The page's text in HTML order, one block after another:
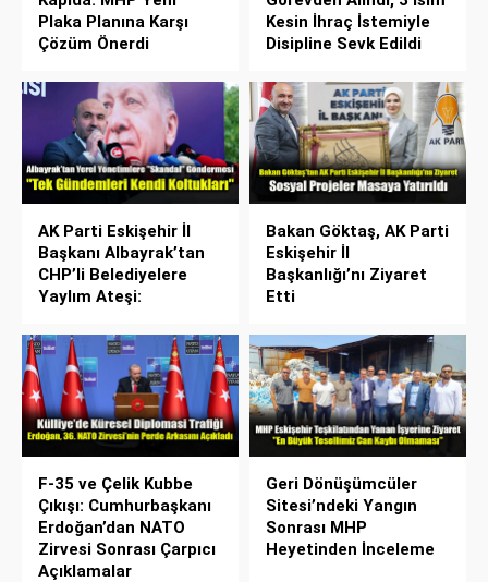
Plaka Planına Karşı
Çözüm Önerdi
Kesin İhraç İstemiyle
Disipline Sevk Edildi
AK Parti Eskişehir İl
Başkanı Albayrak’tan
CHP’li Belediyelere
Yaylım Ateşi:
Bakan Göktaş, AK Parti
Eskişehir İl
Başkanlığı’nı Ziyaret
Etti
F-35 ve Çelik Kubbe
Çıkışı: Cumhurbaşkanı
Erdoğan’dan NATO
Zirvesi Sonrası Çarpıcı
Açıklamalar
Geri Dönüşümcüler
Sitesi’ndeki Yangın
Sonrası MHP
Heyetinden İnceleme